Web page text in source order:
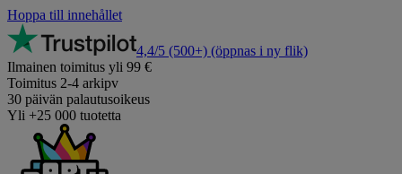
Hoppa till innehållet
4,4/5 (500+) (öppnas i ny flik)
Ilmainen toimitus yli 99 €
Toimitus 2-4 arkipv
30 päivän palautusoikeus
Yli +25 000 tuotetta